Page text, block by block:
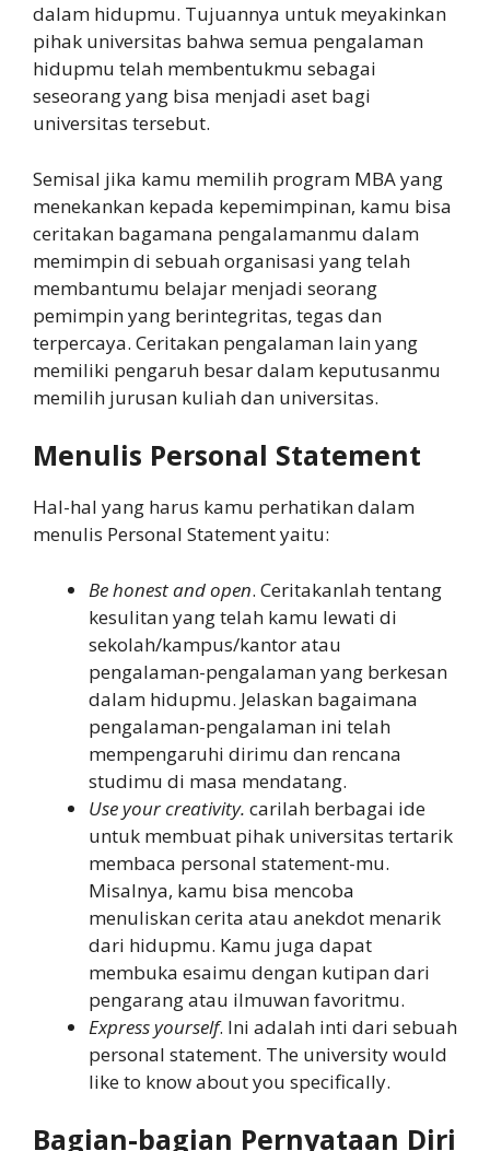
dalam hidupmu. Tujuannya untuk meyakinkan
pihak universitas bahwa semua pengalaman
hidupmu telah membentukmu sebagai
seseorang yang bisa menjadi aset bagi
universitas tersebut.
Semisal jika kamu memilih program MBA yang
menekankan kepada kepemimpinan, kamu bisa
ceritakan bagamana pengalamanmu dalam
memimpin di sebuah organisasi yang telah
membantumu belajar menjadi seorang
pemimpin yang berintegritas, tegas dan
terpercaya. Ceritakan pengalaman lain yang
memiliki pengaruh besar dalam keputusanmu
memilih jurusan kuliah dan universitas.
Menulis Personal Statement
Hal-hal yang harus kamu perhatikan dalam
menulis Personal Statement yaitu:
Be honest and open. Ceritakanlah tentang
kesulitan yang telah kamu lewati di
sekolah/kampus/kantor atau
pengalaman-pengalaman yang berkesan
dalam hidupmu. Jelaskan bagaimana
pengalaman-pengalaman ini telah
mempengaruhi dirimu dan rencana
studimu di masa mendatang.
Use your creativity. carilah berbagai ide
untuk membuat pihak universitas tertarik
membaca personal statement-mu.
Misalnya, kamu bisa mencoba
menuliskan cerita atau anekdot menarik
dari hidupmu. Kamu juga dapat
membuka esaimu dengan kutipan dari
pengarang atau ilmuwan favoritmu.
Express yourself. Ini adalah inti dari sebuah
personal statement. The university would
like to know about you specifically.
Bagian-bagian Pernyataan Diri